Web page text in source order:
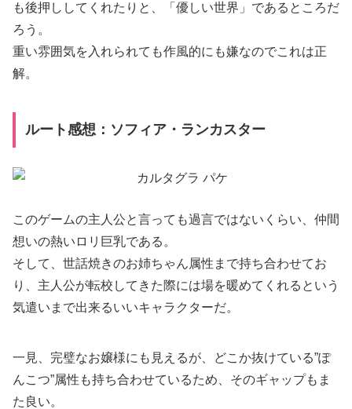
も後押ししてくれたりと、「優しい世界」であるところだ
ろう。
重い雰囲気を入れられても作風的にも嫌なのでこれは正
解。
ルート感想：ソフィア・ランカスター
このゲームの主人公と言っても過言ではないくらい、仲間
想いの熱いロリ巨乳である。
そして、世話焼きのお姉ちゃん属性まで持ち合わせてお
り、主人公が転校してきた際には場を暖めてくれるという
気遣いまで出来るいいキャラクターだ。
一見、完璧なお嬢様にも見えるが、どこか抜けている”ぽ
んこつ”属性も持ち合わせているため、そのギャップもま
た良い。